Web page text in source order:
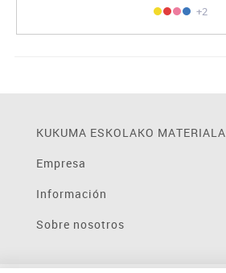
+2
KUKUMA ESKOLAKO MATERIALA
Empresa
Información
Sobre nosotros